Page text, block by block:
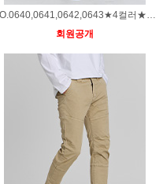
NO.0640,0641,0642,0643★4컬러★(중청/베이지틴/화이트/블랙)4부핀턱 벌룬 세미 와이드 팬츠
회원공개